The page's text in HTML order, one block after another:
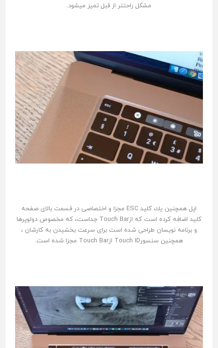
مشكل راحتتر از قبل تمیز ميشود.
اپل همچنين يك كليد ESC مجزا و اختصاصى در قسمت بالاى صفحه
كليد اضافه كرده است كه ازTouch Bar جداست، كه مخصوص دولوپرها
و برنامه نويسان طراحى شده است براى سرعت بخشيدن به كارشان ،
همچنين سنسورTouch ID ازTouch Bar مجزا شده است.